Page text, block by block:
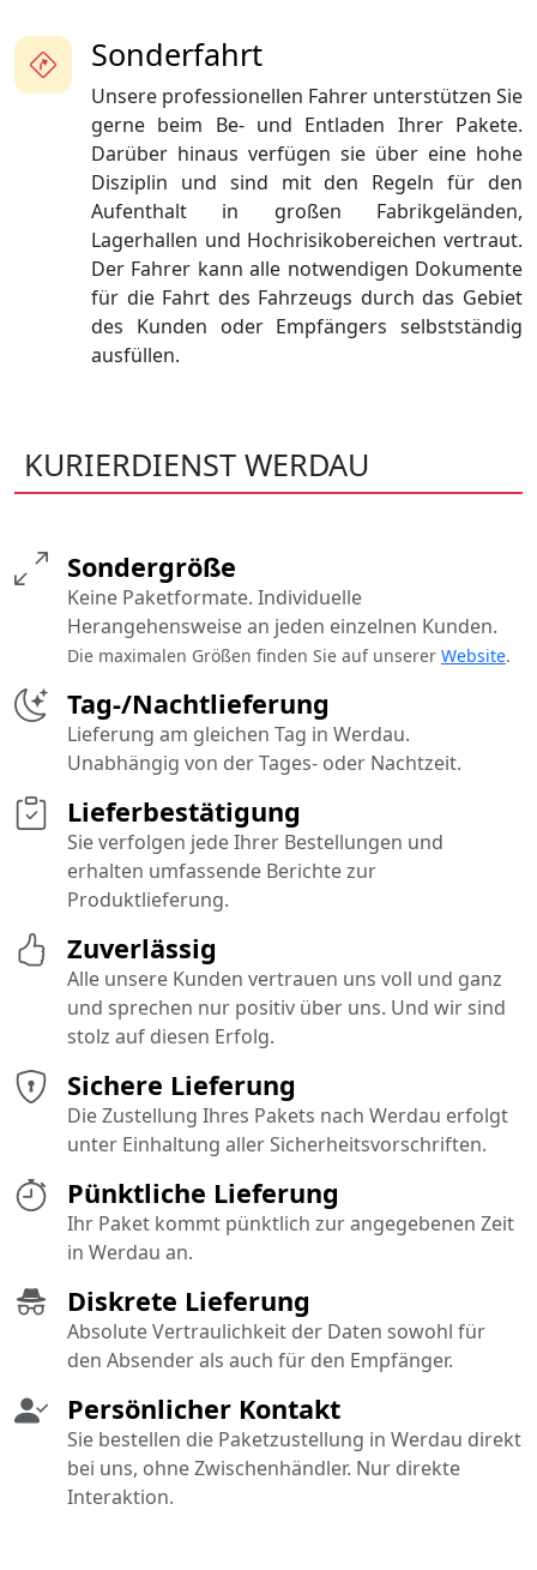
Sonderfahrt
Unsere professionellen Fahrer unterstützen Sie
gerne beim Be- und Entladen Ihrer Pakete.
Darüber hinaus verfügen sie über eine hohe
Disziplin und sind mit den Regeln für den
Aufenthalt in großen Fabrikgeländen,
Lagerhallen und Hochrisikobereichen vertraut.
Der Fahrer kann alle notwendigen Dokumente
für die Fahrt des Fahrzeugs durch das Gebiet
des Kunden oder Empfängers selbstständig
ausfüllen.
KURIERDIENST WERDAU
Pünktliche Lieferung
Ihr Paket kommt pünktlich zur angegebenen Zeit
in Werdau an.
Sichere Lieferung
Die Zustellung Ihres Pakets nach Werdau erfolgt
unter Einhaltung aller Sicherheitsvorschriften.
Diskrete Lieferung
Absolute Vertraulichkeit der Daten sowohl für
den Absender als auch für den Empfänger.
Tag-/Nachtlieferung
Lieferung am gleichen Tag in Werdau.
Unabhängig von der Tages- oder Nachtzeit.
Persönlicher Kontakt
Sie bestellen die Paketzustellung in Werdau direkt
bei uns, ohne Zwischenhändler. Nur direkte
Interaktion.
Sondergröße
Keine Paketformate. Individuelle
Herangehensweise an jeden einzelnen Kunden.
Die maximalen Größen finden Sie auf unserer Website.
Lieferbestätigung
Sie verfolgen jede Ihrer Bestellungen und
erhalten umfassende Berichte zur
Produktlieferung.
Zuverlässig
Alle unsere Kunden vertrauen uns voll und ganz
und sprechen nur positiv über uns. Und wir sind
stolz auf diesen Erfolg.